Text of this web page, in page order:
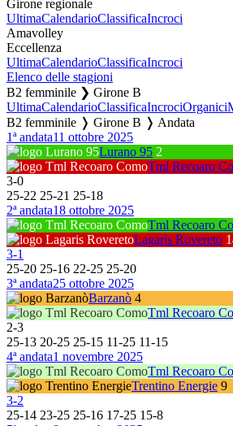
Girone regionale
UltimaCalendarioClassificaIncroci
Amavolley
Eccellenza
UltimaCalendarioClassificaIncroci
Elenco delle stagioni
B2 femminile ❯ Girone B
UltimaCalendarioClassificaIncrociOrganici
B2 femminile ❭ Girone B ❭ Andata
1ª andata11 ottobre 2025
Lurano 95 2
Tml Recoaro
3-0
25-22 25-21 25-18
2ª andata18 ottobre 2025
Tml Recoaro
Lagaris Rovereto
3-1
25-20 25-16 22-25 25-20
3ª andata25 ottobre 2025
Barzanò 4
Tml Recoaro
2-3
25-13 20-25 25-15 11-25 11-15
4ª andata1 novembre 2025
Tml Recoaro
Trentino Energie 9
3-2
25-14 23-25 25-16 17-25 15-8